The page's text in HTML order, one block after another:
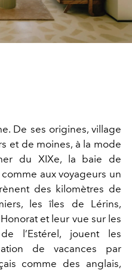
De ses origines, village
et de moines, à la mode
du XIXe, la baie de
aux voyageurs un
des kilomètres de
les îles de Lérins,
et leur vue sur les
l’Estérel, jouent les
de vacances par
comme des anglais,